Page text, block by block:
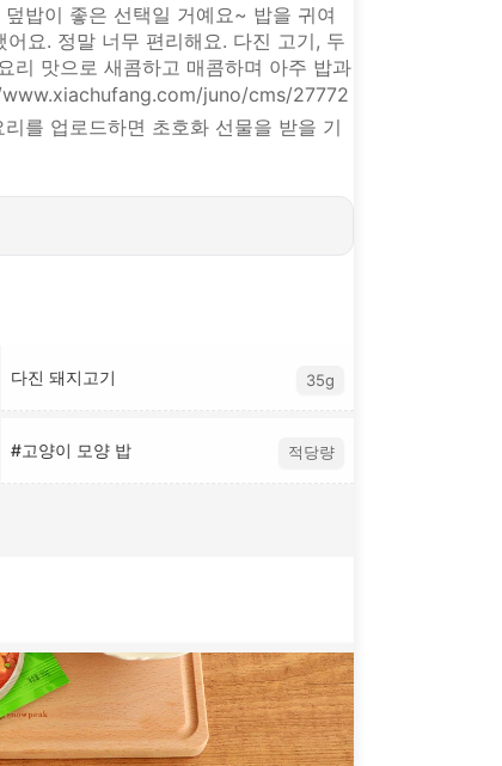
밥이 좋은 선택일 거예요~ 밥을 귀여
요. 정말 너무 편리해요. 다진 고기, 두
리 맛으로 새콤하고 매콤하며 아주 밥과
www.xiachufang.com/juno/cms/27772
를 업로드하면 초호화 선물을 받을 기
다진 돼지고기 35g
#고양이 모양 밥 적당량